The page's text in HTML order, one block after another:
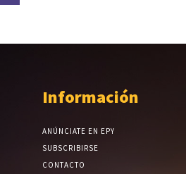
Información
ANÚNCIATE EN EPY
SUBSCRIBIRSE
CONTACTO